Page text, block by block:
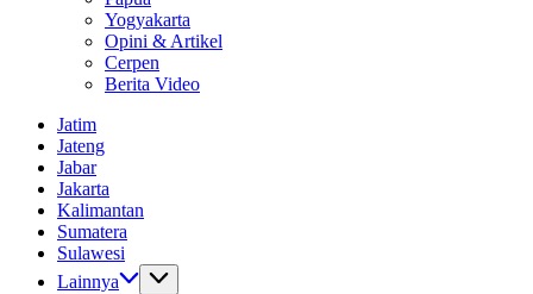
Yogyakarta
Opini & Artikel
Cerpen
Berita Video
Jatim
Jateng
Jabar
Jakarta
Kalimantan
Sumatera
Sulawesi
Lainnya